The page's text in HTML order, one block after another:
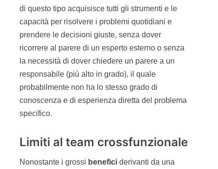
di questo tipo acquisisce tutti gli strumenti e le
capacità per risolvere i problemi quotidiani e
prendere le decisioni giuste, senza dover
ricorrere al parere di un esperto esterno o senza
la necessità di dover chiedere un parere a un
responsabile (più alto in grado), il quale
probabilmente non ha lo stesso grado di
conoscenza e di esperienza diretta del problema
specifico.
Limiti al team crossfunzionale
Nonostante i grossi benefici derivanti da una